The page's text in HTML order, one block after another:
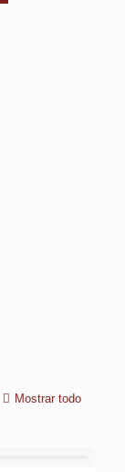
Mostrar todo